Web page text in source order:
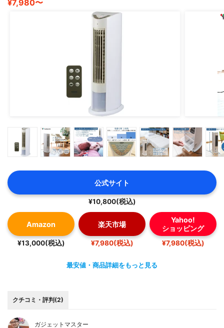
すめします。
¥7,980〜
公式サイト
¥10,800(税込)
Amazon
¥13,000(税込)
楽天市場
¥7,980(税込)
Yahoo!
ショッピング
¥7,980(税込)
最安値・商品詳細をもっと見る
クチコミ・評判(2)
ガジェットマスター